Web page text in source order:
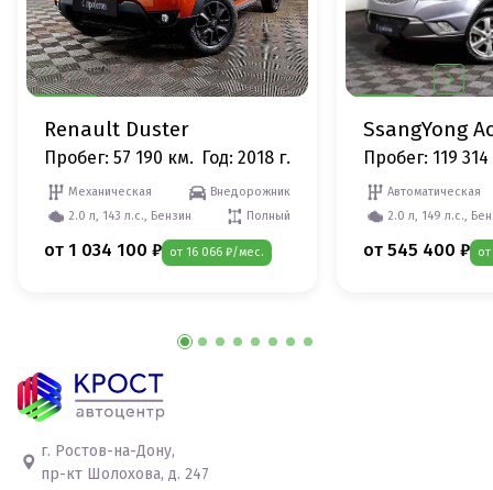
Renault Duster
Пробег: 57 190 км. Год: 2018 г.
Механическая
Внедорожник
2.0 л, 143 л.с., Бензин
Полный
от 1 034 100 ₽ от 16 066 ₽/мес.
SsangYong
Пробег: 119
Автоматическая
2.0 л, 149 л.с.,
от 545 400 ₽
г. Ростов-на-Дону,
пр-кт Шолохова, д. 247